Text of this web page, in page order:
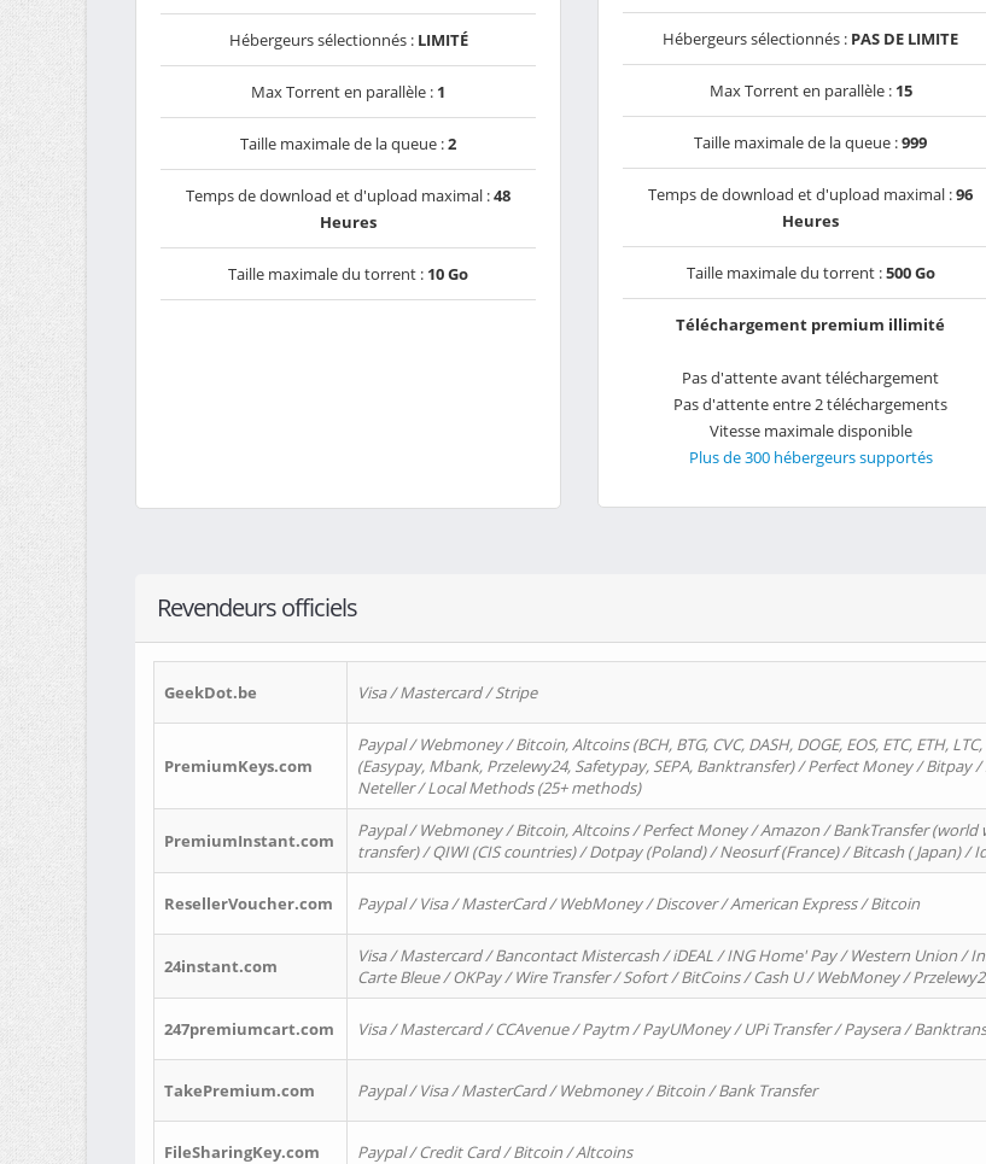
Hébergeurs sélectionnés : LIMITÉ
Max Torrent en parallèle : 1
Taille maximale de la queue :2
Temps de download et d'upload maximal :48
Heures
Taille maximale du torrent : 10 Go
Hébergeurs sélectionnés : PAS DE LIMITE
Max Torrent en parallèle : 15
Taille maximale de la queue :999
Temps de download et d'upload maximal :96
Heures
Taille maximale du torrent :500 Go
Téléchargement premium illimité
Pas d'attente avant téléchargement
Pas d'attente entre 2 téléchargements
Vitesse maximale disponible
Plus de 300 hébergeurs supportés
Revendeurs officiels
GeekDot.be Visa / Mastercard / Stripe
PremiumKeys.com
Paypal / Webmoney / Bitcoin, Altcoins (BCH, BTG, CVC, DASH, DOGE, EOS, ETC, ETH,
(Easypay, Mbank, Przelewy24, Safetypay, SEPA, Banktransfer) / Perfect Money / Bitpay
Neteller / Local Methods (25+ methods)
PremiumInstant.com
Paypal / Webmoney / Bitcoin, Altcoins / Perfect Money / Amazon / BankTransfer
transfer) / QIWI (CIS countries) / Dotpay (Poland) / Neosurf (France) / Bitcash ( Japan) /
ResellerVoucher.com Paypal / Visa / MasterCard / WebMoney / Discover / American Express / Bitcoin
24instant.com
Visa / Mastercard / Bancontact Mistercash / iDEAL / ING Home' Pay / Western Union /
Carte Bleue / OKPay / Wire Transfer / Sofort / BitCoins / Cash U / WebMoney /
247premiumcart.com Visa / Mastercard / CCAvenue / Paytm / PayUMoney / UPi Transfer / Paysera /
TakePremium.com Paypal / Visa / MasterCard / Webmoney / Bitcoin / Bank Transfer
FileSharingKey.com Paypal / Credit Card / Bitcoin / Altcoins